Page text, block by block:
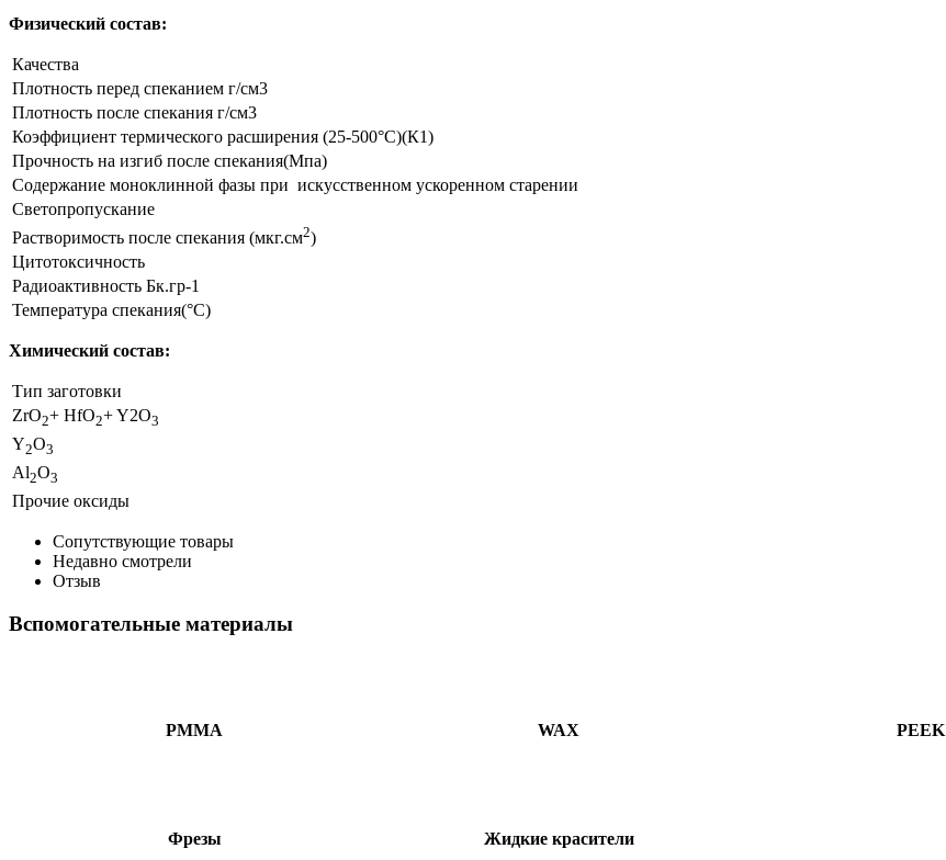
Физический состав:
Качества
Плотность перед спеканием г/см3
Плотность после спекания г/см3
Коэффициент термического расширения (25-500°С)(К1)
Прочность на изгиб после спекания(Мпа)
Содержание моноклинной фазы при искусственном ускоренном старении
Светопропускание
Растворимость после спекания (мкг.см2)
Цитотоксичность
Радиоактивность Бк.гр-1
Температура спекания(°С)
Химический состав:
Тип заготовки
ZrO2+ HfO2+ Y2O3
Y2O3
Al2O3
Прочие оксиды
Сопутствующие товары
Недавно смотрели
Отзыв
Вспомогательные материалы
PMMA WAX PEEK
Фрезы Жидкие красители